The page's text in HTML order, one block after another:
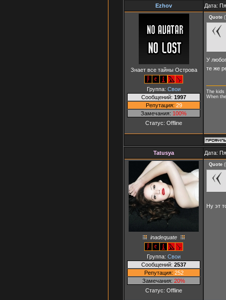
Ezhov Дата:
Знает все тайны Острова
Группа: Свои
Сообщений: 1997
Репутация: 29
Замечания: 100%
Статус: Offline
Quote (
У
те же
The kids
When
Tatusya Дата:
inadequate
Группа: Свои
Сообщений: 2537
Репутация: 252
Замечания: 20%
Статус: Offline
Quote (
Ну эт